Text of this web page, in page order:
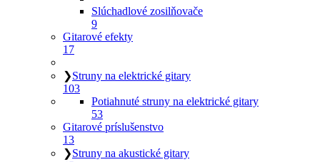
Slúchadlové zosilňovače
9
Gitarové efekty
17
❯Struny na elektrické gitary
103
Potiahnuté struny na elektrické gitary
53
Gitarové príslušenstvo
13
❯Struny na akustické gitary